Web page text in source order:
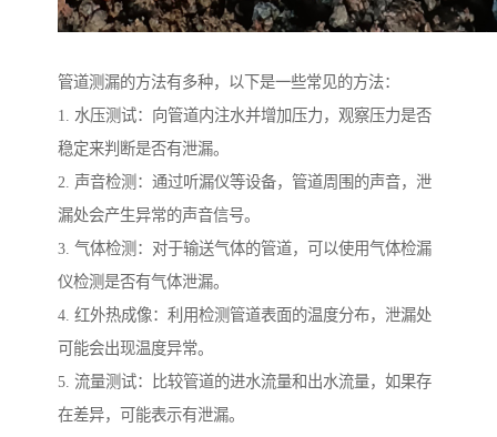
管道测漏的方法有多种，以下是一些常见的方法：
1. 水压测试：向管道内注水并增加压力，观察压力是否
稳定来判断是否有泄漏。
2. 声音检测：通过听漏仪等设备，管道周围的声音，泄
漏处会产生异常的声音信号。
3. 气体检测：对于输送气体的管道，可以使用气体检漏
仪检测是否有气体泄漏。
4. 红外热成像：利用检测管道表面的温度分布，泄漏处
可能会出现温度异常。
5. 流量测试：比较管道的进水流量和出水流量，如果存
在差异，可能表示有泄漏。